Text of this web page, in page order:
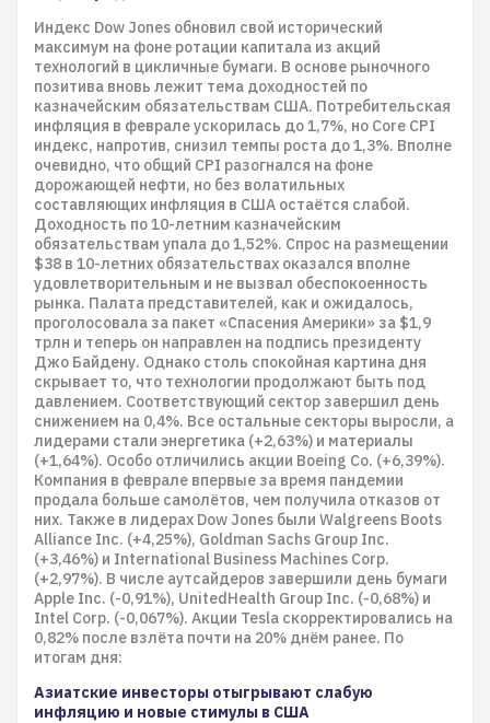
Индекс Dow Jones обновил свой исторический
максимум на фоне ротации капитала из акций
технологий в цикличные бумаги. В основе рыночного
позитива вновь лежит тема доходностей по
казначейским обязательствам США. Потребительская
инфляция в феврале ускорилась до 1,7%, но Core CPI
индекс, напротив, снизил темпы роста до 1,3%. Вполне
очевидно, что общий CPI разогнался на фоне
дорожающей нефти, но без волатильных
составляющих инфляция в США остаётся слабой.
Доходность по 10-летним казначейским
обязательствам упала до 1,52%. Спрос на размещении
$38 в 10-летних обязательствах оказался вполне
удовлетворительным и не вызвал обеспокоенность
рынка. Палата представителей, как и ожидалось,
проголосовала за пакет «Спасения Америки» за $1,9
трлн и теперь он направлен на подпись президенту
Джо Байдену. Однако столь спокойная картина дня
скрывает то, что технологии продолжают быть под
давлением. Соответствующий сектор завершил день
снижением на 0,4%. Все остальные секторы выросли, а
лидерами стали энергетика (+2,63%) и материалы
(+1,64%). Особо отличились акции Boeing Co. (+6,39%).
Компания в феврале впервые за время пандемии
продала больше самолётов, чем получила отказов от
них. Также в лидерах Dow Jones были Walgreens Boots
Alliance Inc. (+4,25%), Goldman Sachs Group Inc.
(+3,46%) и International Business Machines Corp.
(+2,97%). В числе аутсайдеров завершили день бумаги
Apple Inc. (-0,91%), UnitedHealth Group Inc. (-0,68%) и
Intel Corp. (-0,067%). Акции Tesla скорректировались на
0,82% после взлёта почти на 20% днём ранее. По
итогам дня:
Азиатские инвесторы отыгрывают слабую
инфляцию и новые стимулы в США